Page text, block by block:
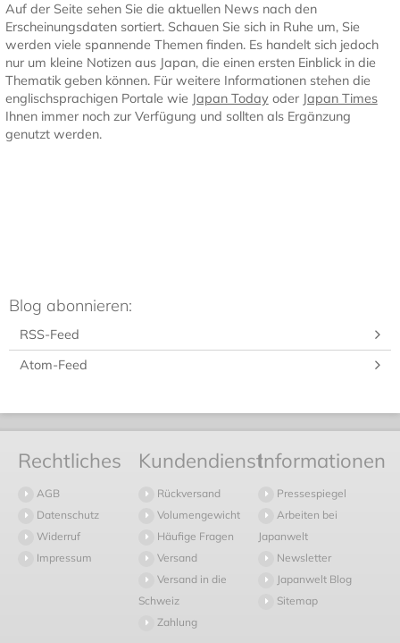
Auf der Seite sehen Sie die aktuellen News nach den
Erscheinungsdaten sortiert. Schauen Sie sich in Ruhe um, Sie
werden viele spannende Themen finden. Es handelt sich jedoch
nur um kleine Notizen aus Japan, die einen ersten Einblick in die
Thematik geben können. Für weitere Informationen stehen die
englischsprachigen Portale wie Japan Todayoder Japan Times
Ihnen immer noch zur Verfügung und sollten als Ergänzung
genutzt werden.
Blog abonnieren:
RSS-Feed
Atom-Feed
Rechtliches
AGB
Datenschutz
Widerruf
Impressum
Kundendienst
Rückversand
Volumengewicht
Häufige Fragen
Versand
Versand in die
Schweiz
Zahlung
Informationen
Pressespiegel
Arbeiten bei
Japanwelt
Newsletter
Japanwelt Blog
Sitemap